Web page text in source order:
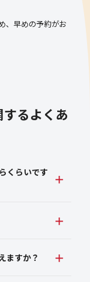
、早めの予約がお
るよくあ
くらいです
ますか？